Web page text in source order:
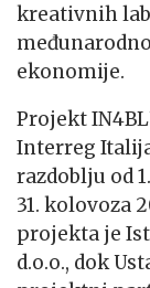
kreativnih
ekonomije.
Projekt
Interreg
razdoblju od
31. kolovoza
projekta je
d.o.o., dok